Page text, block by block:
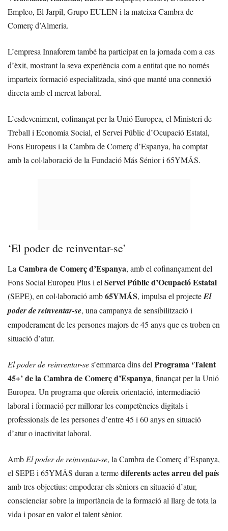
Empleo, El Jarpil, Grupo EULEN i la mateixa Cambra de
Comerç d’Almeria.
L’empresa Innaforem també ha participat en la jornada com a cas
d’èxit, mostrant la seva experiència com a entitat que no només
imparteix formació especialitzada, sinó que manté una connexió
directa amb el mercat laboral.
L’esdeveniment, cofinançat per la Unió Europea, el Ministeri de
Treball i Economia Social, el Servei Públic d’Ocupació Estatal,
Fons Europeus i la Cambra de Comerç d’Espanya, ha comptat
amb la col·laboració de la Fundació Más Sénior i 65YMÁS.
‘El poder de reinventar-se’
La Cambra de Comerç d’Espanya, amb el cofinançament del
Fons Social Europeu Plus i el Servei Públic d’Ocupació Estatal
(SEPE), en col·laboració amb65YMÁS, impulsa el projecteEl
poder de reinventar-se, una campanya de sensibilització i
empoderament de les persones majors de 45 anys que es troben en
situació d’atur.
El poder de reinventar-ses’emmarca dins del Programa ‘Talent
45+’ de la Cambra de Comerç d’Espanya, finançat per la Unió
Europea. Un programa que ofereix orientació, intermediació
laboral i formació per millorar les competències digitals i
professionals de les persones d’entre 45 i 60 anys en situació
d’atur o inactivitat laboral.
Amb El poder de reinventar-se, la Cambra de Comerç d’Espanya,
el SEPE i 65YMÁS duran a termediferents actes arreu del país
amb tres objectius: empoderar els sèniors en situació d’atur,
conscienciar sobre la importància de la formació al llarg de tota la
vida i posar en valor el talent sènior.